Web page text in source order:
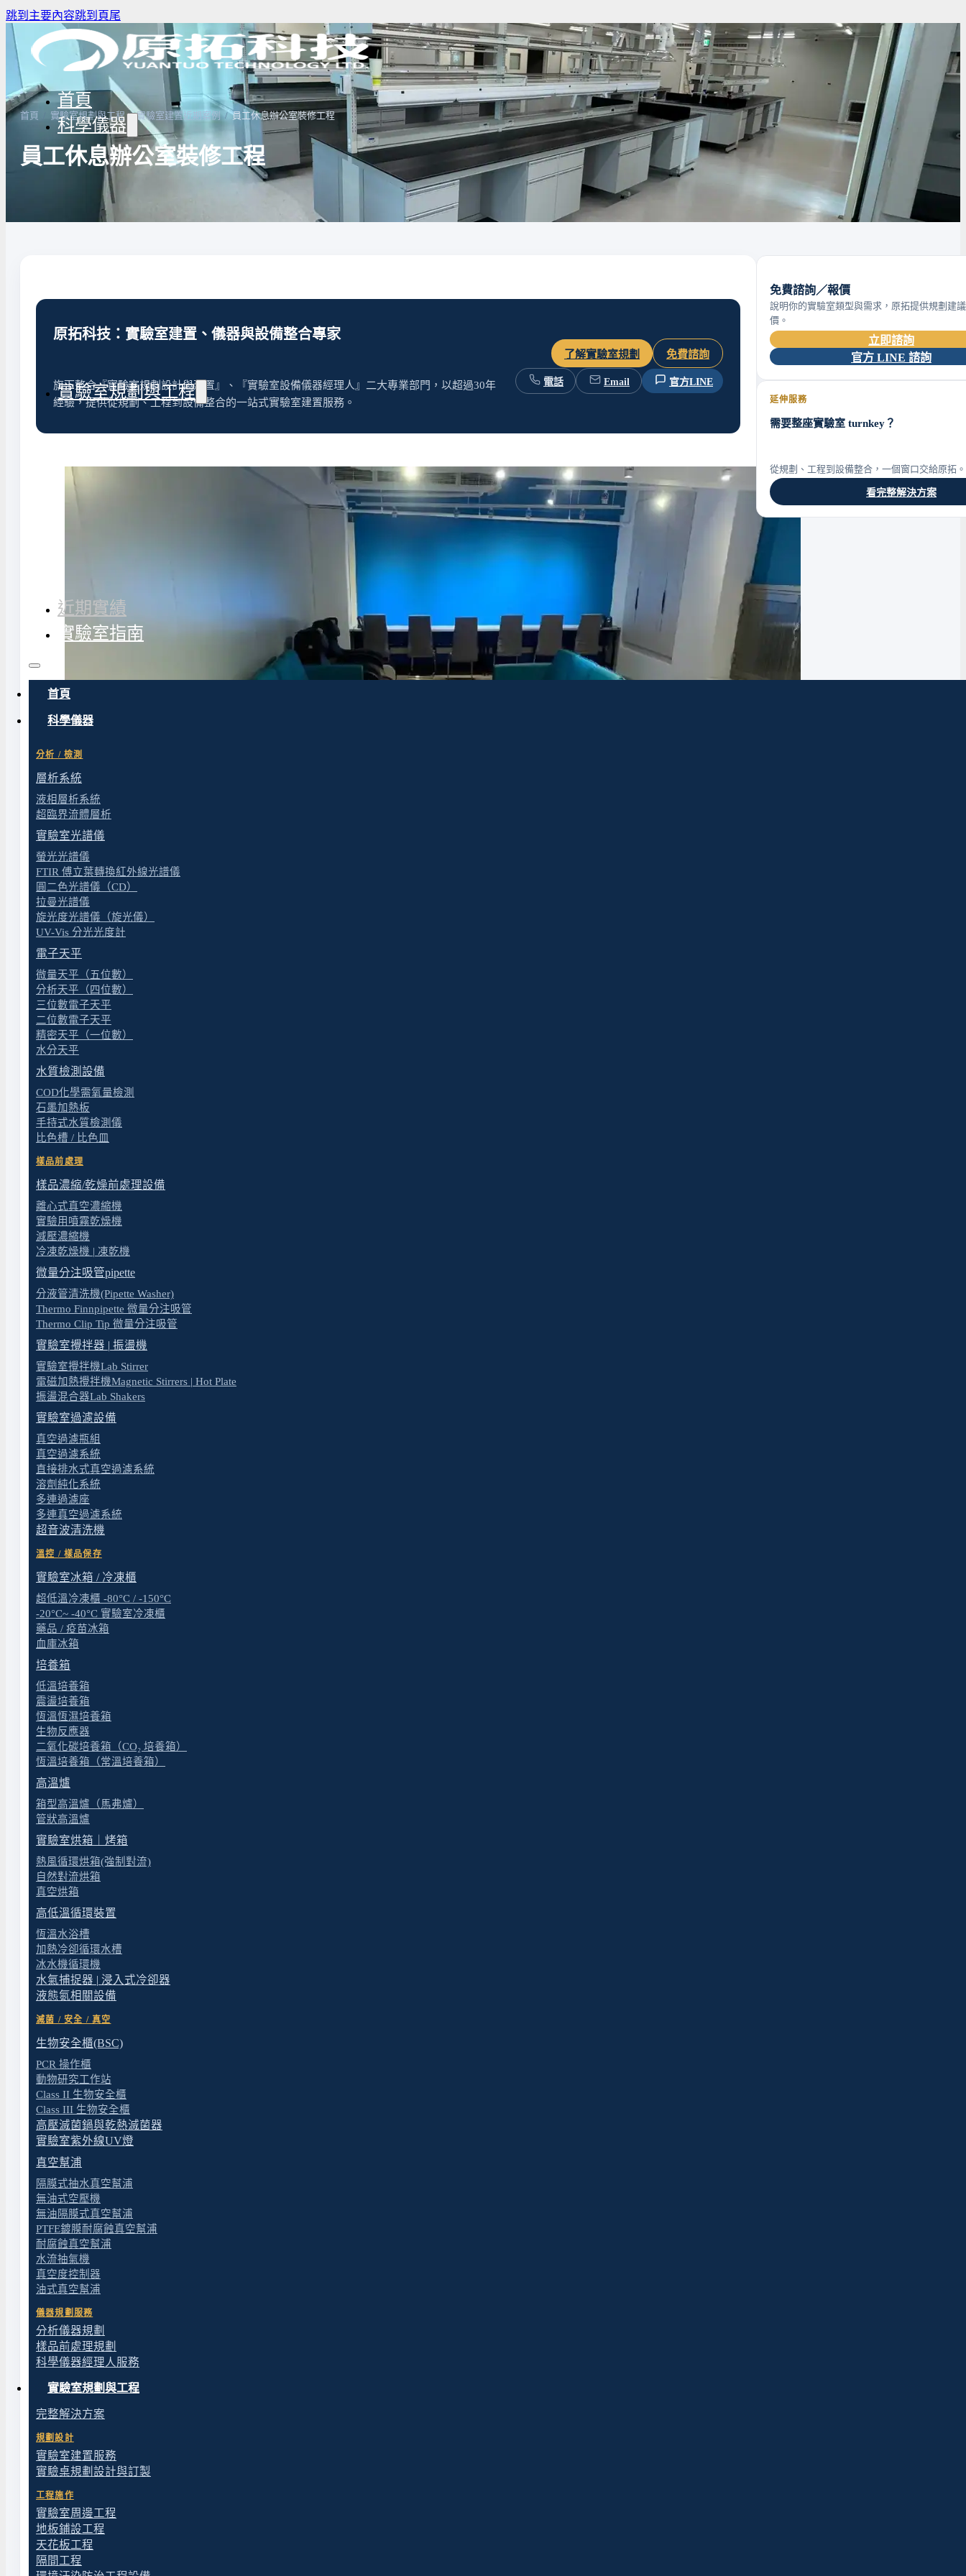
跳到主要內容跳到頁尾
首頁
科學儀器
溫循環裝置
捕捉器 | 浸入式冷卻器 科學儀器經理人服務
實驗室規劃與工程
實驗室周邊工程 實驗室儲存設備
實驗室配件與無塵室設備
近期實績
實驗室指南
首頁
科學儀器
分析 / 檢測
層析系統
液相層析系統
超臨界流體層析
實驗室光譜儀
螢光光譜儀
FTIR 傅立葉轉換紅外線光譜儀
圓二色光譜儀（CD）
拉曼光譜儀
旋光度光譜儀（旋光儀）
UV-Vis 分光光度計
電子天平
微量天平（五位數）
分析天平（四位數）
三位數電子天平
二位數電子天平
精密天平（一位數）
水分天平
水質檢測設備
COD化學需氧量檢測
石墨加熱板
手持式水質檢測儀
比色槽 / 比色皿
樣品前處理
樣品濃縮/乾燥前處理設備
離心式真空濃縮機
實驗用噴霧乾燥機
減壓濃縮機
冷凍乾燥機 | 凍乾機
微量分注吸管pipette
分液管清洗機(Pipette Washer)
Thermo Finnpipette 微量分注吸管
Thermo Clip Tip 微量分注吸管
實驗室攪拌器 | 振盪機
實驗室攪拌機Lab Stirrer
電磁加熱攪拌機Magnetic Stirrers | Hot Plate
振盪混合器Lab Shakers
實驗室過濾設備
真空過濾瓶組
真空過濾系統
直接排水式真空過濾系統
溶劑純化系統
多連過濾座
多連真空過濾系統
超音波清洗機
溫控 / 樣品保存
實驗室冰箱 / 冷凍櫃
超低溫冷凍櫃 -80°C / -150°C
-20°C~ -40°C 實驗室冷凍櫃
藥品 / 疫苗冰箱
血庫冰箱
培養箱
低溫培養箱
震盪培養箱
恆溫恆濕培養箱
生物反應器
二氧化碳培養箱（CO₂ 培養箱）
恆溫培養箱（常溫培養箱）
高溫爐
箱型高溫爐（馬弗爐）
管狀高溫爐
實驗室烘箱｜烤箱
熱風循環烘箱(強制對流)
自然對流烘箱
真空烘箱
高低溫循環裝置
恆溫水浴槽
加熱冷卻循環水槽
冰水機循環機
水氣捕捉器 | 浸入式冷卻器
液態氮相關設備
滅菌 / 安全 / 真空
生物安全櫃(BSC)
PCR 操作櫃
動物研究工作站
Class II 生物安全櫃
Class III 生物安全櫃
高壓滅菌鍋與乾熱滅菌器
實驗室紫外線UV燈
真空幫浦
隔膜式抽水真空幫浦
無油式空壓機
無油隔膜式真空幫浦
PTFE鍍膜耐腐蝕真空幫浦
耐腐蝕真空幫浦
水流抽氣機
真空度控制器
油式真空幫浦
儀器規劃服務
分析儀器規劃
樣品前處理規劃
科學儀器經理人服務
實驗室規劃與工程
完整解決方案
規劃設計
實驗室建置服務
實驗桌規劃設計與訂製
工程施作
實驗室周邊工程
地板鋪設工程
天花板工程
隔間工程
首頁 實驗室規劃與工程 / 實驗室建置近期案例 / 員工休息辦公室裝修工程
員工休息辦公室裝修工程
原拓科技：實驗室建置、儀器與設備整合專家
旗下整合『實驗室規劃設計與建置』、『實驗室設備儀器經理人』二大專業部門，以超過30年
經驗，提供從規劃、工程到設備整合的一站式實驗室建置服務。
了解實驗室規劃 免費諮詢
電話 Email 官方LINE
這個案子做的是員工休息空間——不是實驗室，而是讓人喘口氣的地方。休息室的重點跟工作空間相反：要的是放鬆、舒適，而不是效率。
沙發區用了整排皮沙發配上情境背景照明，營造比較放鬆的氛圍；旁邊擺了按摩椅，讓員工短暫休息時能真的放鬆。另一側做了整面的員工
置物櫃，每人有固定的收納格。地坪用溫潤的木紋，跟一般辦公或實驗空間的冷調區隔開來。
休息空間雖然不複雜，但氛圍、動線與收納要一起想才好用。從沙發區、置物櫃到照明與裝修，由原拓一併規劃處理。
免費諮詢／報價
說明你的實驗室類型與需求，原拓提供規劃建
價。
立即諮詢
官方 LINE 諮詢
延伸服務
需要整座實驗室 turnkey？
從規劃、工程到設備整合，一個窗口交給原拓。
看完整解決方案